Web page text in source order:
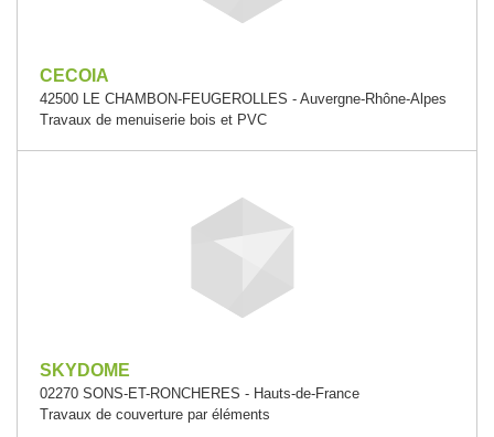
CECOIA
42500 LE CHAMBON-FEUGEROLLES - Auvergne-Rhône-Alpes
Travaux de menuiserie bois et PVC
SKYDOME
02270 SONS-ET-RONCHERES - Hauts-de-France
Travaux de couverture par éléments